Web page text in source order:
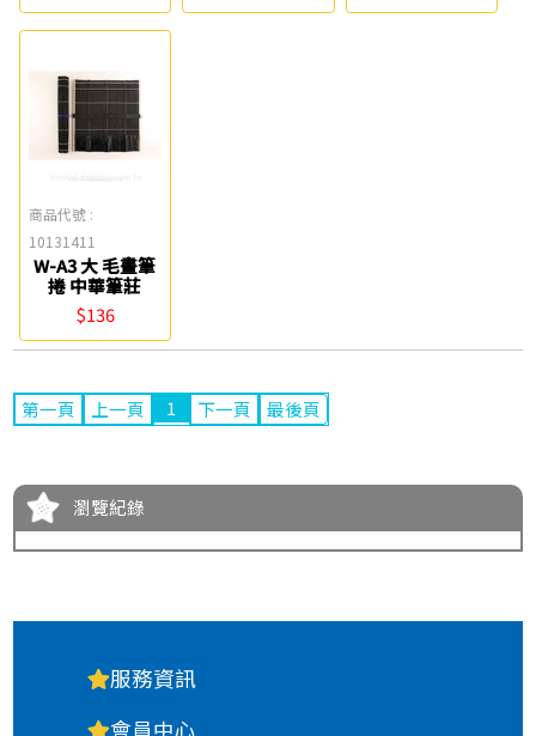
商品代號 :
10131411
W-A3 大 毛畫筆
捲 中華筆莊
$136
第一頁 上一頁 1 下一頁 最後頁
瀏覽紀錄
服務資訊
會員中心